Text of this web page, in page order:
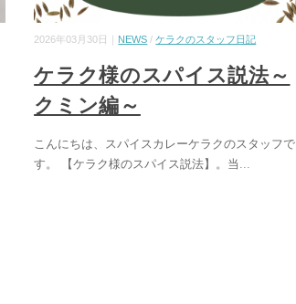
2026年03月30日｜ NEWS /ケラクのスタッフ日記
ケラク様のスパイス説法～
クミン編～
こんにちは、スパイスカレーケラクのスタッフで
す。 【ケラク様のスパイス説法】。当 ...